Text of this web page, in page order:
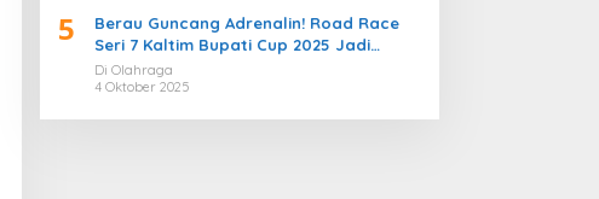
5
Berau Guncang Adrenalin! Road Race
Seri 7 Kaltim Bupati Cup 2025 Jadi
Momentum Lahirnya Sirkuit Permanen
2026
Di Olahraga
4 Oktober 2025